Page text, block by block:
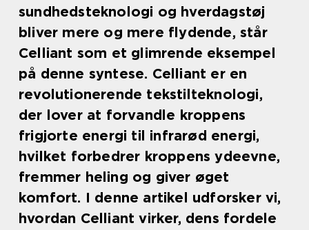
sundhedsteknologi og hverdagstøj
bliver mere og mere flydende, står
Celliant som et glimrende eksempel
på denne syntese. Celliant er en
revolutionerende tekstilteknologi,
der lover at forvandle kroppens
frigjorte energi til infrarød energi,
hvilket forbedrer kroppens ydeevne,
fremmer heling og giver øget
komfort. I denne artikel udforsker vi,
hvordan Celliant virker, dens fordele